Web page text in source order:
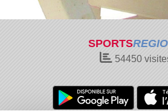
SPORTS
54450